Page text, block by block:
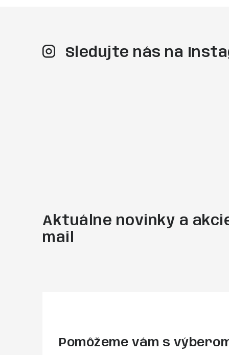
Sledujte nás na
Aktuálne novinky a
mail
Pomôžeme vám s